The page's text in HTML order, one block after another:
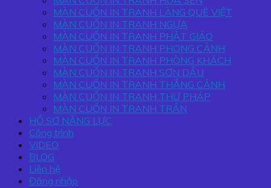
MÀN CUỐN IN TRANH LÀNG QUÊ VIỆT
MÀN CUỐN IN TRANH NGỰA
MÀN CUỐN IN TRANH PHẬT GIÁO
MÀN CUỐN IN TRANH PHONG CẢNH
MÀN CUỐN IN TRANH PHÒNG KHÁCH
MÀN CUỐN IN TRANH SƠN DẦU
MÀN CUỐN IN TRANH THẮNG CẢNH
MÀN CUỐN IN TRANH THƯ PHÁP
MÀN CUỐN IN TRANH TRẦN
HỒ SƠ NĂNG LỰC
Công trình
VIDEO
BLOG
Liên hệ
Đăng nhập